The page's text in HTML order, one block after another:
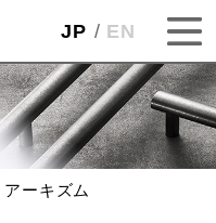
JP EN
ーキズム